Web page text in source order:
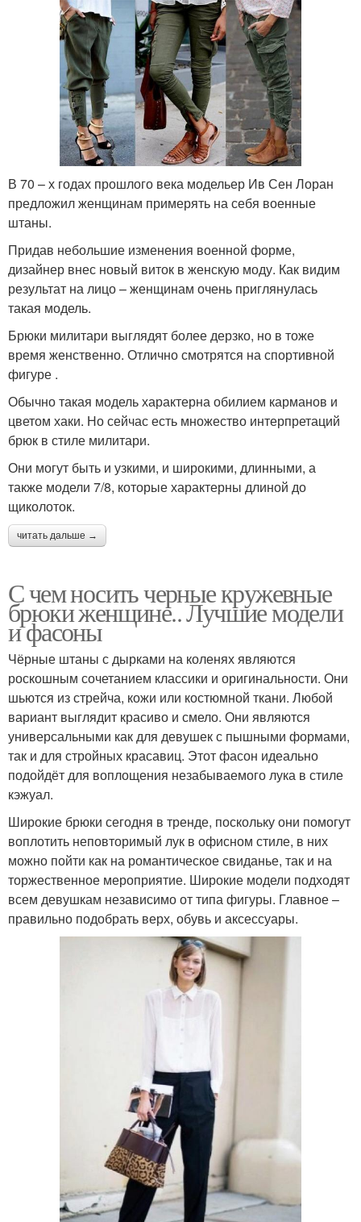
В 70 – х годах прошлого века модельер Ив Сен Лоран
предложил женщинам примерять на себя военные
штаны.
Придав небольшие изменения военной форме,
дизайнер внес новый виток в женскую моду. Как видим
результат на лицо – женщинам очень приглянулась
такая модель.
Брюки милитари выглядят более дерзко, но в тоже
время женственно. Отлично смотрятся на спортивной
фигуре .
Обычно такая модель характерна обилием карманов и
цветом хаки. Но сейчас есть множество интерпретаций
брюк в стиле милитари.
Они могут быть и узкими, и широкими, длинными, а
также модели 7/8, которые характерны длиной до
щиколоток.
читать дальше →
С чем носить черные кружевные
брюки женщине.. Лучшие модели
и фасоны
Чёрные штаны с дырками на коленях являются
роскошным сочетанием классики и оригинальности. Они
шьются из стрейча, кожи или костюмной ткани. Любой
вариант выглядит красиво и смело. Они являются
универсальными как для девушек с пышными формами,
так и для стройных красавиц. Этот фасон идеально
подойдёт для воплощения незабываемого лука в стиле
кэжуал.
Широкие брюки сегодня в тренде, поскольку они помогут
воплотить неповторимый лук в офисном стиле, в них
можно пойти как на романтическое свиданье, так и на
торжественное мероприятие. Широкие модели подходят
всем девушкам независимо от типа фигуры. Главное –
правильно подобрать верх, обувь и аксессуары.